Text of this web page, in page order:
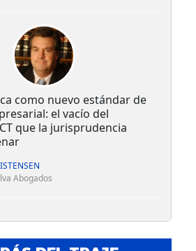
como nuevo estándar de
el vacío del
que la jurisprudencia
Abogados